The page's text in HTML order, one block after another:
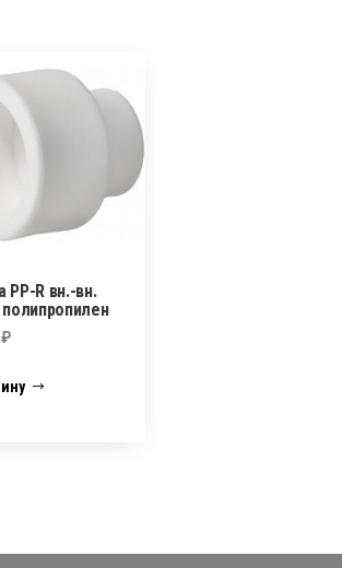
PP-R вн.-вн.
полипропилен
₽